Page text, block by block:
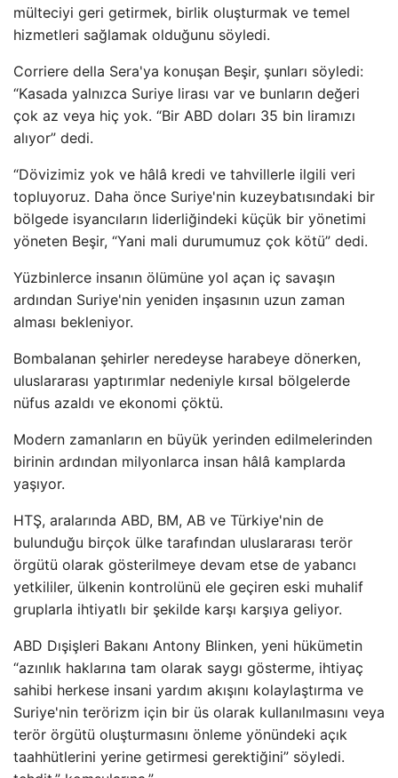
mülteciyi geri getirmek, birlik oluşturmak ve temel
hizmetleri sağlamak olduğunu söyledi.
Corriere della Sera'ya konuşan Beşir, şunları söyledi:
“Kasada yalnızca Suriye lirası var ve bunların değeri
çok az veya hiç yok. “Bir ABD doları 35 bin liramızı
alıyor” dedi.
“Dövizimiz yok ve hâlâ kredi ve tahvillerle ilgili veri
topluyoruz. Daha önce Suriye'nin kuzeybatısındaki bir
bölgede isyancıların liderliğindeki küçük bir yönetimi
yöneten Beşir, “Yani mali durumumuz çok kötü” dedi.
Yüzbinlerce insanın ölümüne yol açan iç savaşın
ardından Suriye'nin yeniden inşasının uzun zaman
alması bekleniyor.
Bombalanan şehirler neredeyse harabeye dönerken,
uluslararası yaptırımlar nedeniyle kırsal bölgelerde
nüfus azaldı ve ekonomi çöktü.
Modern zamanların en büyük yerinden edilmelerinden
birinin ardından milyonlarca insan hâlâ kamplarda
yaşıyor.
HTŞ, aralarında ABD, BM, AB ve Türkiye'nin de
bulunduğu birçok ülke tarafından uluslararası terör
örgütü olarak gösterilmeye devam etse de yabancı
yetkililer, ülkenin kontrolünü ele geçiren eski muhalif
gruplarla ihtiyatlı bir şekilde karşı karşıya geliyor.
ABD Dışişleri Bakanı Antony Blinken, yeni hükümetin
“azınlık haklarına tam olarak saygı gösterme, ihtiyaç
sahibi herkese insani yardım akışını kolaylaştırma ve
Suriye'nin terörizm için bir üs olarak kullanılmasını veya
terör örgütü oluşturmasını önleme yönündeki açık
taahhütlerini yerine getirmesi gerektiğini” söyledi.